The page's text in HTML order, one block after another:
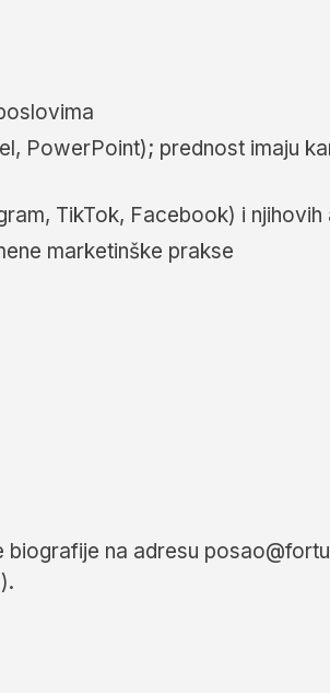
PowerPoint); prednost imaju
TikTok, Facebook) i njihovih
marketinške prakse
na adresu